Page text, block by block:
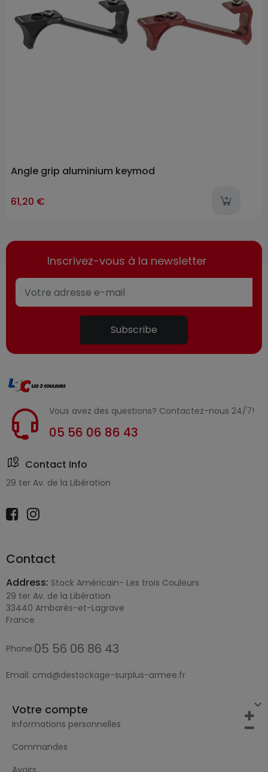
Angle grip aluminium keymod
61,20 €
Inscrivez-vous à la newsletter
Subscribe
Vous avez des questions? Contactez-nous 24/7!
05 56 06 86 43
Contact Info
29 ter Av. de la Libération
Contact
Address: Stock Américain- Les trois Couleurs
29 ter Av. de la Libération
33440 Ambarès-et-Lagrave
France
Phone:05 56 06 86 43
Email: cmd@destockage-surplus-armee.fr

Votre compte
Informations personnelles
Commandes
Avoirs